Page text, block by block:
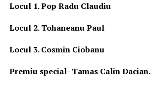
Locul 1. Pop Radu Claudiu
Locul 2. Tohaneanu Paul
Locul 3. Cosmin Ciobanu
Premiu special- Tamas Calin Dacian.